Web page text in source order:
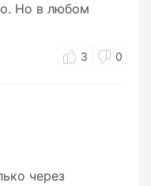
Но в любом
3 0
через